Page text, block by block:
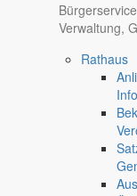
Bürgerservice
Verwaltung,
Rathaus